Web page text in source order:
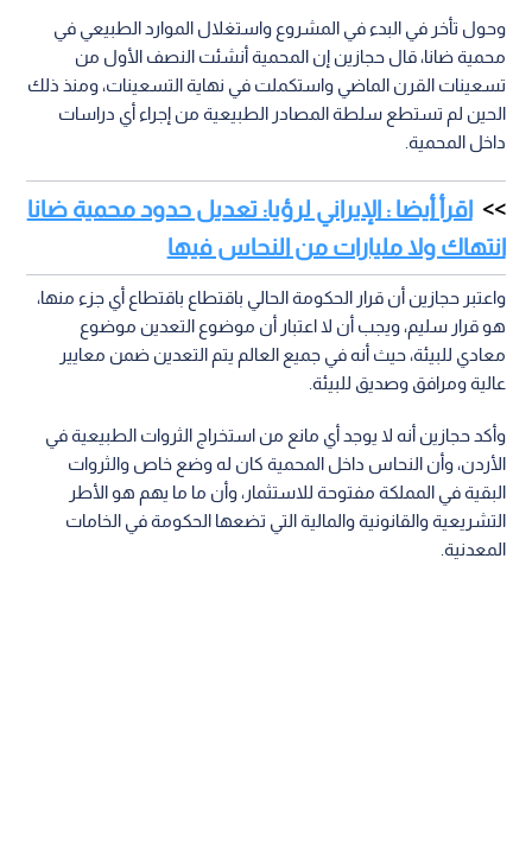
وحول تأخر في البدء في المشروع واستغلال الموارد الطبيعي في
محمية ضانا، قال حجازين إن المحمية أنشئت النصف الأول من
تسعينات القرن الماضي واستكملت في نهاية التسعينات، ومنذ ذلك
الحين لم تستطع سلطة المصادر الطبيعية من إجراء أي دراسات
داخل المحمية.
اقرأ أيضا : الإيراني لرؤيا: تعديل حدود محمية ضانا
انتهاك ولا مليارات من النحاس فيها
واعتبر حجازين أن قرار الحكومة الحالي باقتطاع باقتطاع أي جزء منها،
هو قرار سليم، ويجب أن لا اعتبار أن موضوع التعدين موضوع
معادي للبيئة، حيث أنه في جميع العالم يتم التعدين ضمن معايير
عالية ومرافق وصديق للبيئة.
وأكد حجازين أنه لا يوجد أي مانع من استخراج الثروات الطبيعية في
الأردن، وأن النحاس داخل المحمية كان له وضع خاص والثروات
البقية في المملكة مفتوحة للاستثمار، وأن ما ما يهم هو الأطر
التشريعية والقانونية والمالية التي تضعها الحكومة في الخامات
المعدنية.